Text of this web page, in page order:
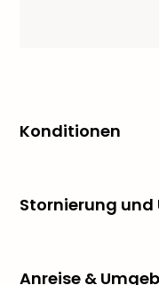
Konditionen
Stornierung
Anreise &